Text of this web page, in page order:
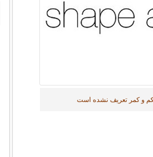
و کمر تعریف نشده است